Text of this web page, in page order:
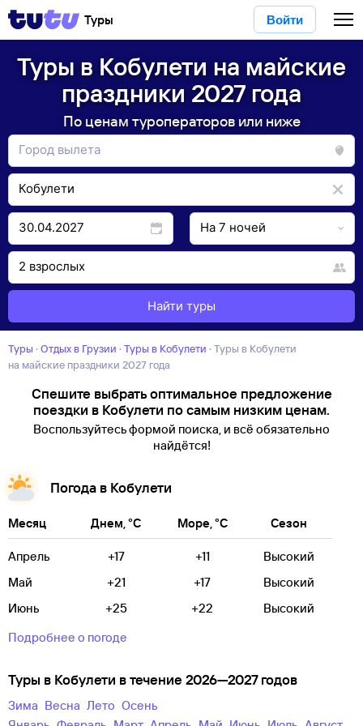
Туры Войти
Туры в Кобулети на майские
праздники 2027 года
По ценам туроператоров или ниже
Найти туры
Туры · Отдых в Грузии · Туры в Кобулети · Туры в Кобулети
на майские праздники 2027 года
Спешите выбрать оптимальное предложение
поездки в Кобулети по самым низким ценам.
Воспользуйтесь формой поиска, и всё обязательно
найдётся!
Погода в Кобулети
Месяц Днем, °C Море, °C Сезон
Апрель +17 +11
Высокий
Май
+21 +17
Высокий
Июнь
+25 +22
Высокий
Подробнее о погоде
Туры в Кобулети в течение 2026—2027 годов
зима весна лето
осень